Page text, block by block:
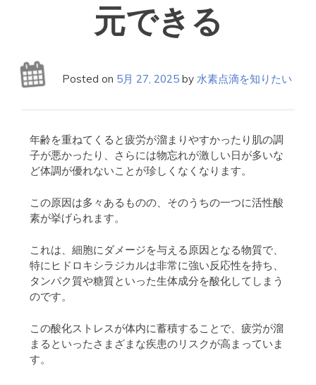
元できる
Posted on 5月 27, 2025 by 水素点滴を知りたい
年齢を重ねてくると疲労が溜まりやすかったり肌の調
子が悪かったり、さらには物忘れが激しい日が多いな
ど体調が優れないことが珍しくなくなります。
この原因は多々あるものの、そのうちの一つに活性酸
素が挙げられます。
これは、細胞にダメージを与える原因となる物質で、
特にヒドロキシラジカルは非常に強い反応性を持ち、
タンパク質や糖質といった生体成分を酸化してしまう
のです。
この酸化ストレスが体内に蓄積することで、疲労が溜
まるといったさまざまな疾患のリスクが高まっていま
す。